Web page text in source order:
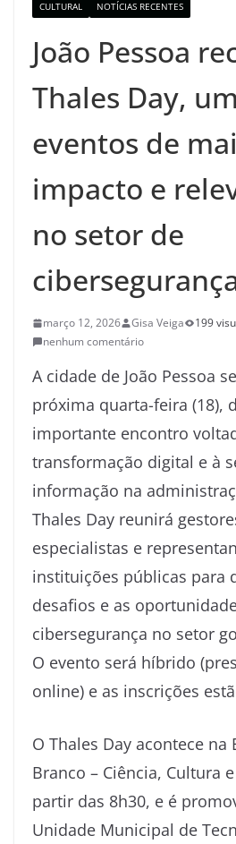
CULTURAL NOTÍCIAS RECENTES
João Pessoa
Thales Day,
eventos de
impacto e
no setor de
março 12, 2026 Gisa Veiga
199
nenhum comentário
A cidade de João Pessoa
próxima quarta-feira (18),
importante encontro
transformação digital e à
informação na
Thales Day reunirá
especialistas e
instituições públicas para
desafios e as
cibersegurança no setor
O evento será híbrido
online) e as inscrições
O Thales Day acontece na
Branco – Ciência, Cultura
partir das 8h30, e é
Unidade Municipal de